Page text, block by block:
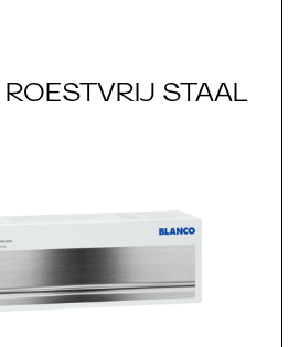
STAAL